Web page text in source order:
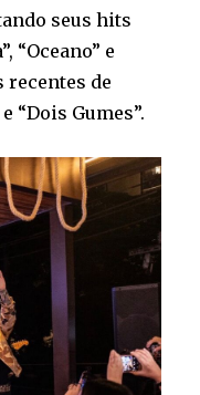
seus hits
“Oceano” e
recentes de
“Dois Gumes”.